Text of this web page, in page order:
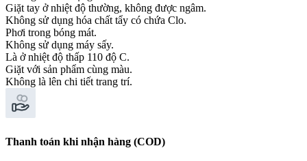
Giặt tay ở nhiệt độ thường, không được ngâm.
Không sử dụng hóa chất tẩy có chứa Clo.
Phơi trong bóng mát.
Không sử dụng máy sấy.
Là ở nhiệt độ thấp 110 độ C.
Giặt với sản phẩm cùng màu.
Không là lên chi tiết trang trí.
Thanh toán khi nhận hàng (COD)